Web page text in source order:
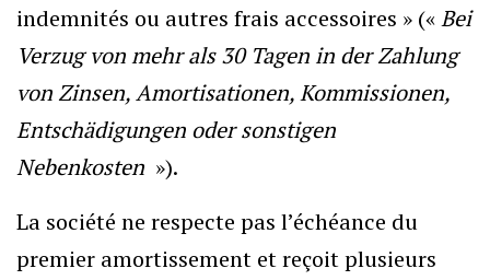
indemnités ou autres frais accessoires » («Bei
Verzug von mehr als 30 Tagen in der Zahlung
von Zinsen, Amortisationen, Kommissionen,
Entschädigungen oder sonstigen
Nebenkosten »).
La société ne respecte pas l’échéance du
premier amortissement et reçoit plusieurs